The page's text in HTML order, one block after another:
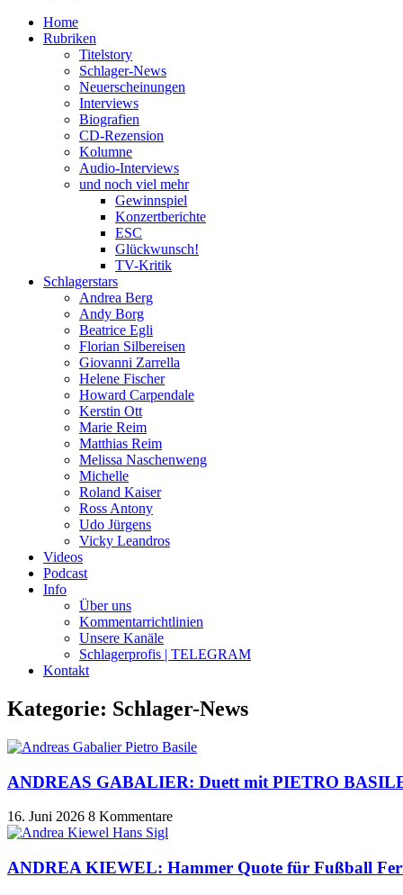
Home
Rubriken
Titelstory
Schlager-News
Neuerscheinungen
Interviews
Biografien
CD-Rezension
Kolumne
Audio-Interviews
und noch viel mehr
Gewinnspiel
Konzertberichte
ESC
Glückwunsch!
TV-Kritik
Schlagerstars
Andrea Berg
Andy Borg
Beatrice Egli
Florian Silbereisen
Giovanni Zarrella
Helene Fischer
Howard Carpendale
Kerstin Ott
Marie Reim
Matthias Reim
Melissa Naschenweng
Michelle
Roland Kaiser
Ross Antony
Udo Jürgens
Vicky Leandros
Videos
Podcast
Info
Über uns
Kommentarrichtlinien
Unsere Kanäle
Schlagerprofis | TELEGRAM
Kontakt
Kategorie: Schlager-News
ANDREAS GABALIER: Duett mit PIETRO
16. Juni 2026 8 Kommentare
ANDREA KIEWEL: Hammer Quote für Fußball